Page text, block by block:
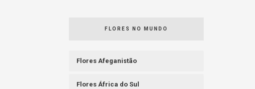
FLORES NO MUNDO
Flores Afeganistão
Flores África do Sul